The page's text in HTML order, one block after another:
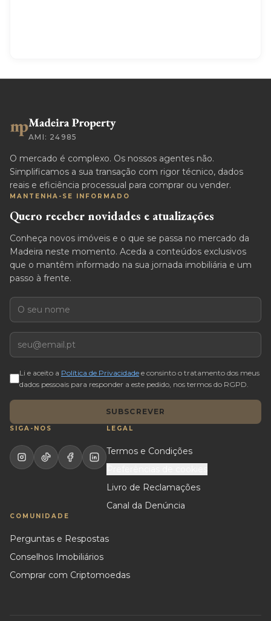
AMI: 24985
O mercado é complexo. Os nossos agentes não.
Simplificamos a sua transação com rigor técnico, dados
reais e eficiência processual para comprar ou vender.
MANTENHA-SE INFORMADO
Quero receber novidades e atualizações
Conheça novos imóveis e o que se passa no mercado da
Madeira neste momento. Aceda a conteúdos exclusivos
que o mantêm informado na sua jornada imobiliária e um
passo à frente.
Nome
E-mail
Li e aceito a Política de Privacidade e consinto o tratamento dos meus
dados pessoais para responder a este pedido, nos termos do RGPD.
SUBSCREVER
SIGA-NOS LEGAL
Termos e Condições
Livro de Reclamações
Canal da Denúncia
COMUNIDADE
Perguntas e Respostas
Conselhos Imobiliários
Comprar com Criptomoedas